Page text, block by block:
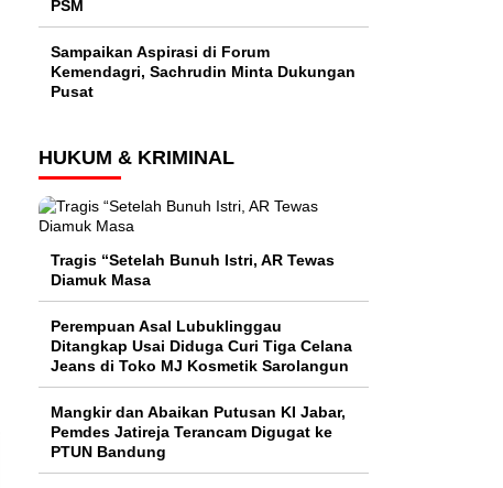
PSM
Sampaikan Aspirasi di Forum
Kemendagri, Sachrudin Minta Dukungan
Pusat
HUKUM & KRIMINAL
Tragis “Setelah Bunuh Istri, AR Tewas
Diamuk Masa
Perempuan Asal Lubuklinggau
Ditangkap Usai Diduga Curi Tiga Celana
Jeans di Toko MJ Kosmetik Sarolangun
Mangkir dan Abaikan Putusan KI Jabar,
Pemdes Jatireja Terancam Digugat ke
PTUN Bandung